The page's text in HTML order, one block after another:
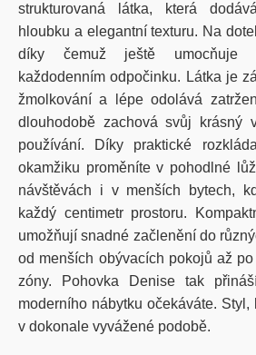
strukturovaná látka, která
hloubku a elegantní texturu. Na
díky čemuž ještě umocňuje
každodenním odpočinku. Látka je
žmolkování a lépe odolává
dlouhodobě zachová svůj krásný
používání. Díky praktické
okamžiku proměníte v pohodlné
návštěvách i v menších bytech,
každý centimetr prostoru.
umožňují snadné začlenění do
od menších obývacích pokojů až
zóny. Pohovka Denise tak
moderního nábytku očekáváte. Styl,
v dokonale vyvážené podobě.